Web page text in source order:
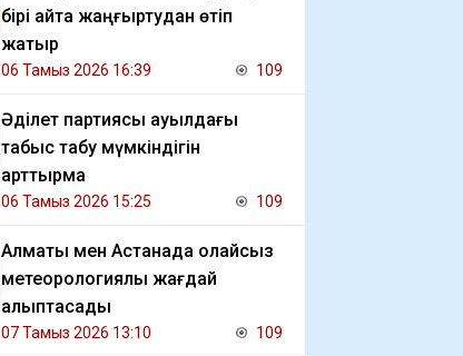
бірі қайта жаңғыртудан өтіп
жатыр
06 Тамыз 2026 16:39 109
Әділет партиясы ауылдағы
табыс табу мүмкіндігін
арттырмақ
06 Тамыз 2026 15:25 109
Алматы мен Астанада қолайсыз
метеорологиялық жағдай
қалыптасады
07 Тамыз 2026 13:10 109